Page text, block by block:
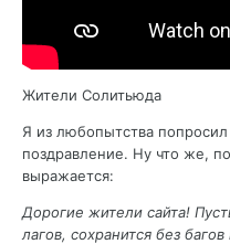
Жители Солитьюда
Я из любопытства попросил
поздравление. Ну что же,
выражается:
Дорогие жители сайта!
лагов, сохранится без